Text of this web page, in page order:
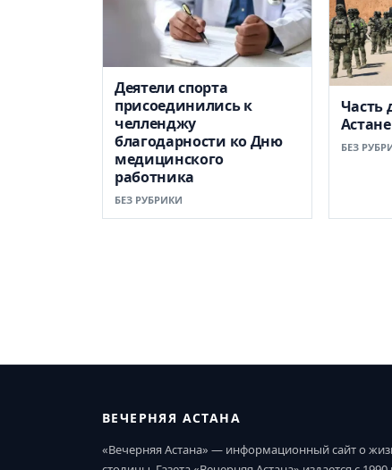
Деятели спорта
присоединились к
челленджу
благодарности ко Дню
медицинского
работника
БЕЗ РУБРИКИ
Часть
БЕЗ
ВЕЧЕРНЯЯ АСТАНА
«Вечерняя Астана» — информационный сайт о